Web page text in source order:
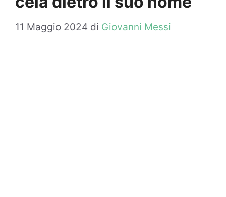
11 Maggio 2024 di Giovanni Messi